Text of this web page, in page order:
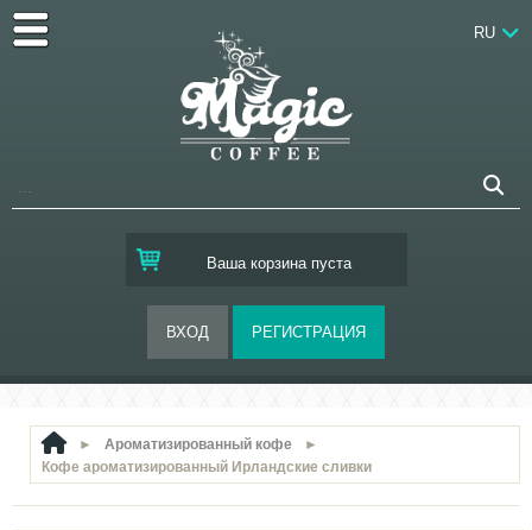
Ваша корзина пуста
RU
► Ароматизированный кофе
►
Кофе ароматизированный Ирландские сливки